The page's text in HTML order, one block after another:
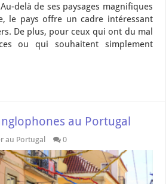
delà de ses paysages magnifiques
le pays offre un cadre intéressant
De plus, pour ceux qui ont du mal
ou qui souhaitent simplement
au Portugal
au Portugal 0